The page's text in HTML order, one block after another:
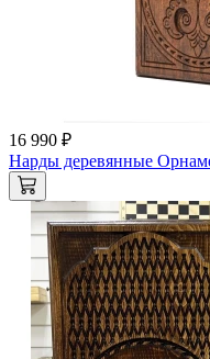
16 990 ₽
Нарды деревянные